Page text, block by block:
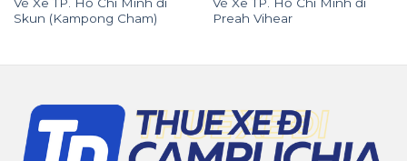
Skun (Kampong Cham)
Preah Vihear